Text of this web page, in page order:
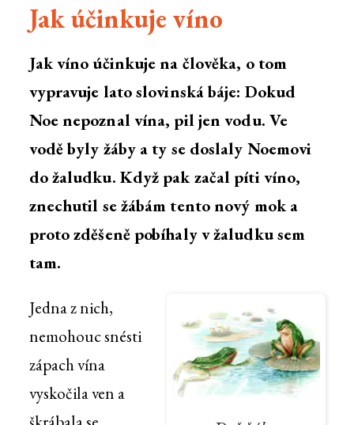
Jak účinkuje víno
Jak víno účinkuje na člověka, o tom
vypravuje lato slovinská báje: Dokud
Noe nepoznal vína, pil jen vodu. Ve
vodě byly žáby a ty se doslaly Noemovi
do žaludku. Když pak začal píti víno,
znechutil se žábám tento nový mok a
proto zděšeně pobíhaly v žaludku sem
tam.
Jedna z nich,
nemohouc snésti
zápach vína
vyskočila ven a